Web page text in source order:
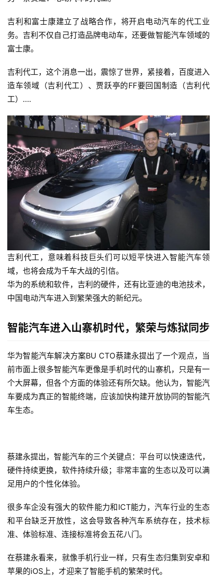
新
能
评
师
旅
行
家
报
专
栏
开
T
a
l
k
登录 注册
吉利和富士康建立了战略合作，将开启电动汽车的代工业
务。吉利不仅自己打造品牌电动车，还要做智能汽车领域的
富士康。
吉利代工，这个消息一出，震惊了世界，紧接着，百度进入
造车领域（吉利代工）、贾跃亭的FF要回国制造（吉利代
工）….
吉利代工，意味着科技巨头们可以短平快进入智能汽车领
域，也将会成为千车大战的引信。
华为的系统和软件，吉利的硬件，还有比亚迪的电池技术，
中国电动汽车进入到繁荣强大的新纪元。
智能汽车进入山寨机时代，繁荣与炼狱同步
华为智能汽车解决方案BU CTO蔡建永提出了一个观点，当
前市面上很多智能汽车更像是手机时代的山寨机，只是有一
个大屏幕，但各个方面的体验还有所欠缺。他认为，智能汽
车要成为真正的智能终端，应该加快构建开放协同的智能汽
车生态。
蔡建永提出，智能汽车的三个关键点：平台可以快速迭代，
硬件持续更换，软件持续升级；非常丰富的生态以及可以满
足用户的个性化体验。
很多车企没有强大的软件能力和ICT能力，汽车行业的生态
和平台缺乏开放性，这会导致各种汽车系统存在，技术标
准、体验标准、连接标准将会五花八门。
在蔡建永看来，就像手机行业一样，只有生态归集到安卓和
苹果的iOS上，才迎来了智能手机的繁荣时代。